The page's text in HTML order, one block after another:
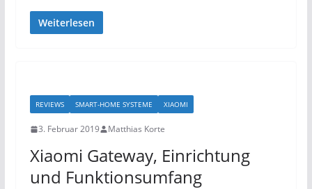
Weiterlesen
REVIEWS SMART-HOME SYSTEME XIAOMI
3. Februar 2019 Matthias Korte
Xiaomi Gateway, Einrichtung
und Funktionsumfang